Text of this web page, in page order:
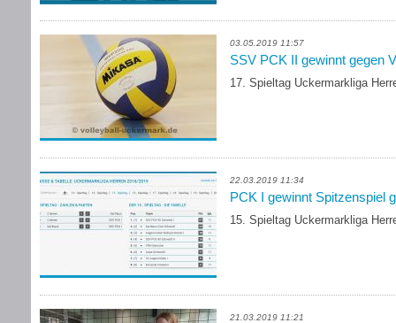
03.05.2019 11:57
SSV PCK II gewinnt gegen
17. Spieltag Uckermarkliga
22.03.2019 11:34
PCK I gewinnt Spitzenspiel
15. Spieltag Uckermarkliga
21.03.2019 11:21